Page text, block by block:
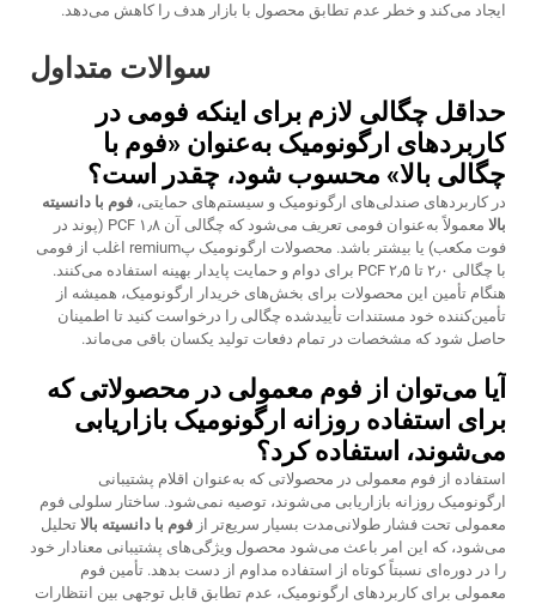
ایجاد می‌کند و خطر عدم تطابق محصول با بازار هدف را کاهش می‌دهد.
سوالات متداول
حداقل چگالی لازم برای اینکه فومی در
کاربردهای ارگونومیک به‌عنوان «فوم با
چگالی بالا» محسوب شود، چقدر است؟
در کاربردهای صندلی‌های ارگونومیک و سیستم‌های حمایتی، فوم با دانسیته
بالا
معمولاً به‌عنوان فومی تعریف می‌شود که چگالی آن ۱٫۸ PCF (پوند در
فوت مکعب) یا بیشتر باشد. محصولات ارگونومیک پremium اغلب از فومی
با چگالی ۲٫۰ تا ۲٫۵ PCF برای دوام و حمایت پایدار بهینه استفاده می‌کنند.
هنگام تأمین این محصولات برای بخش‌های خریدار ارگونومیک، همیشه از
تأمین‌کننده خود مستندات تأییدشده چگالی را درخواست کنید تا اطمینان
حاصل شود که مشخصات در تمام دفعات تولید یکسان باقی می‌ماند.
آیا می‌توان از فوم معمولی در محصولاتی که
برای استفاده روزانه ارگونومیک بازاریابی
می‌شوند، استفاده کرد؟
استفاده از فوم معمولی در محصولاتی که به‌عنوان اقلام پشتیبانی
ارگونومیک روزانه بازاریابی می‌شوند، توصیه نمی‌شود. ساختار سلولی فوم
معمولی تحت فشار طولانی‌مدت بسیار سریع‌تر از فوم با دانسیته بالا تحلیل
می‌شود، که این امر باعث می‌شود محصول ویژگی‌های پشتیبانی معنادار خود
را در دوره‌ای نسبتاً کوتاه از استفاده مداوم از دست بدهد. تأمین فوم
معمولی برای کاربردهای ارگونومیک، عدم تطابق قابل توجهی بین انتظارات